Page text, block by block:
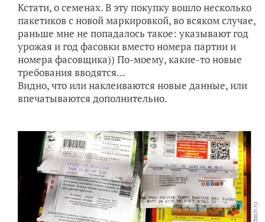
Кстати, о семенах. В эту покупку вошло несколько
пакетиков с новой маркировкой, во всяком случае,
раньше мне не попадалось такое: указывают год
урожая и год фасовки вместо номера партии и
номера фасовщика)) По-моему, какие-то новые
требования вводятся…
Видно, что или наклеиваются новые данные, или
впечатываются дополнительно.